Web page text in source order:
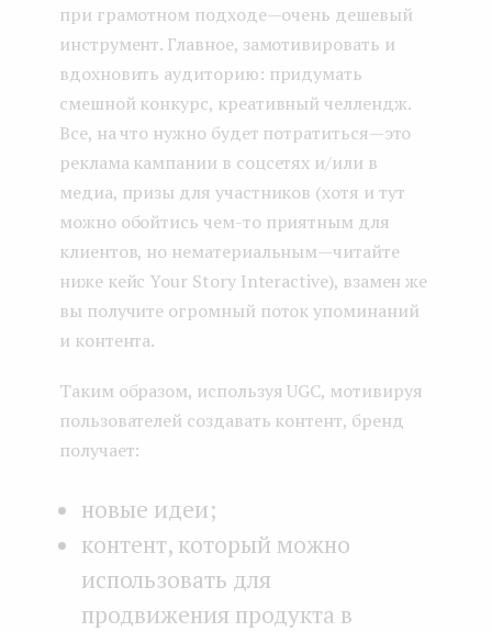
при грамотном подходе — очень дешевый
инструмент. Главное, замотивировать и
вдохновить аудиторию: придумать
смешной конкурс, креативный челлендж.
Все, на что нужно будет потратиться — это
реклама кампании в соцсетях и/или в
медиа, призы для участников (хотя и тут
можно обойтись чем-то приятным для
клиентов, но нематериальным — читайте
ниже кейс Your Story Interactive), взамен же
вы получите огромный поток упоминаний
и контента.
Таким образом, используя UGC, мотивируя
пользователей создавать контент, бренд
получает:
новые идеи;
контент, который можно
использовать для
продвижения продукта в